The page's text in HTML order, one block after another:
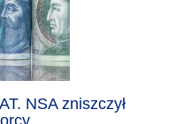
NSA zniszczył